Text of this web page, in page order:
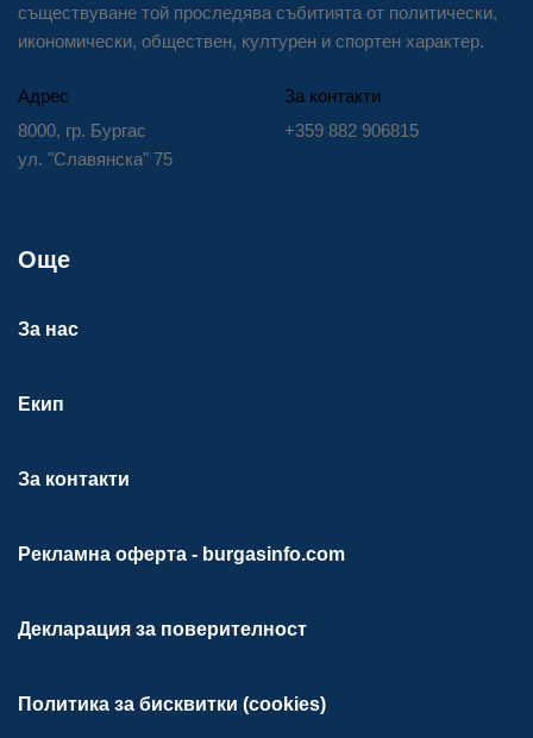
съществуване той проследява събитията от политически,
икономически, обществен, културен и спортен характер.
Адрес
8000, гр. Бургас
ул. "Славянска" 75
За контакти
+359 882 906815
Още
За нас
Екип
За контакти
Рекламна оферта - burgasinfo.com
Декларация за поверителност
Политика за бисквитки (cookies)